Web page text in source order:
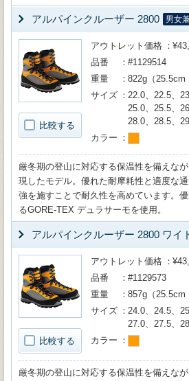
アルパインクルーザー 2800 男女
比較する
アウトレット価格
品番
#1129514
重量
822g（25.5cm
サイズ
22.0、22.5、
25.0、25.5、
28.0、28.5、
カラー
厳冬期の登山に対応する保温性を備えな
現したモデル。優れた耐摩耗性と適度な
強を施すことで耐久性を高めています。
るGORE-TEX デュラサーモを使用。
アルパインクルーザー 2800 ワイ
比較する
アウトレット価格
品番
#1129573
重量
857g（25.5cm
サイズ
24.0、24.5、
27.0、27.5、
カラー
厳冬期の登山に対応する保温性を備えな